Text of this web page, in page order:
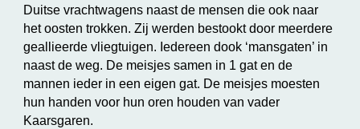
Duitse vrachtwagens naast de mensen die ook naar
het oosten trokken. Zij werden bestookt door meerdere
geallieerde vliegtuigen. Iedereen dook ‘mansgaten’ in
naast de weg. De meisjes samen in 1 gat en de
mannen ieder in een eigen gat. De meisjes moesten
hun handen voor hun oren houden van vader
Kaarsgaren.